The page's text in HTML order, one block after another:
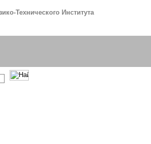
Технического Института